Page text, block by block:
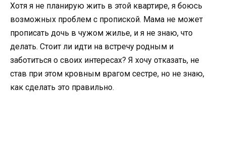
Хотя я не планирую жить в этой квартире, я боюсь
возможных проблем с пропиской. Мама не может
прописать дочь в чужом жилье, и я не знаю, что
делать. Стоит ли идти на встречу родным и
заботиться о своих интересах? Я хочу отказать, не
став при этом кровным врагом сестре, но не знаю,
как сделать это правильно.